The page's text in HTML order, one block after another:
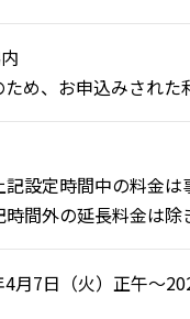
め、お申込みされた
設定時間中の料金は
間外の延長料金は除
月7日（火）正午～